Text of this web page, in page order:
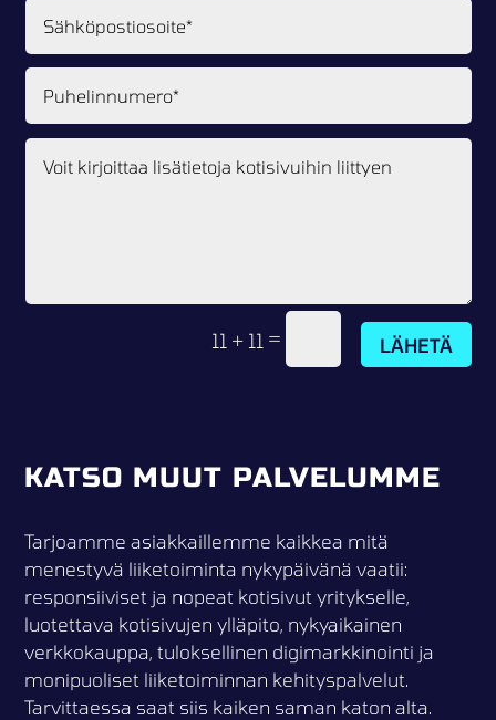
11 + 11 = LÄHETÄ
KATSO MUUT PALVELUMME
Tarjoamme asiakkaillemme kaikkea mitä
menestyvä liiketoiminta nykypäivänä vaatii:
responsiiviset ja nopeat kotisivut yritykselle,
luotettava kotisivujen ylläpito, nykyaikainen
verkkokauppa, tuloksellinen digimarkkinointi ja
monipuoliset liiketoiminnan kehityspalvelut.
Tarvittaessa saat siis kaiken saman katon alta.